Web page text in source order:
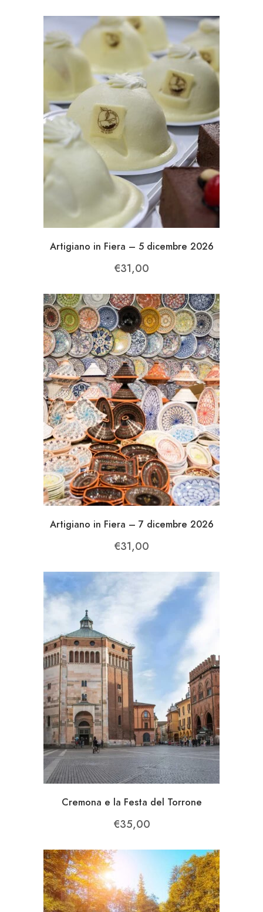
Artigiano in Fiera – 5 dicembre 2026
€31,00
Artigiano in Fiera – 7 dicembre 2026
€31,00
Cremona e la Festa del Torrone
€35,00